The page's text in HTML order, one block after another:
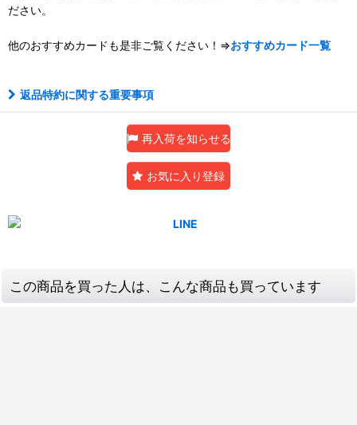
ださい。
他のおすすめカードも是非ご覧ください！⇒おすすめカード一覧
返品特約に関する重要事項
再入荷を知らせる
お気に入り登録
この商品を買った人は、こんな商品も買っています